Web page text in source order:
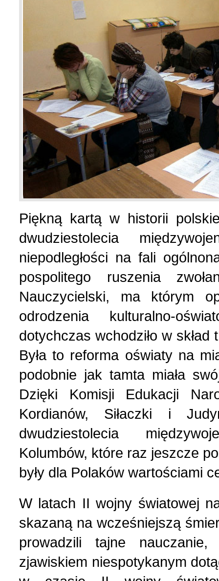
Piękną kartą w historii
dwudziestolecia
niepodległości na fali
pospolitego ruszenia
Nauczycielski, ma którym
odrodzenia kulturalno-
dotychczas wchodziło w
Była to reforma oświaty na
podobnie jak tamta miała
Dzięki Komisji Edukacji
Kordianów, Siłaczki i
dwudziestolecia
Kolumbów, które raz jeszcze
były dla Polaków wartościami
W latach II wojny światowej
skazaną na wcześniejszą
prowadzili tajne
zjawiskiem niespotykanym